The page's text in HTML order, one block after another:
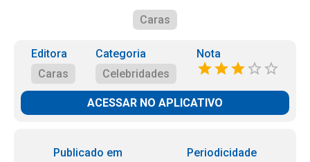
Caras
Editora
Caras
Categoria
Celebridades
Nota
ACESSAR NO APLICATIVO
Publicado em
Periodicidade